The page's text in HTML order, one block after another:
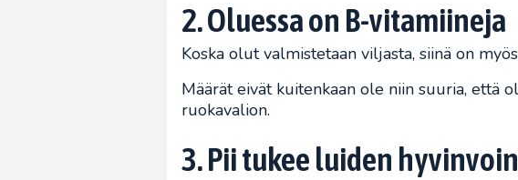
2. Oluessa on B-vitamiineja
Koska olut valmistetaan viljasta, siinä on
Määrät eivät kuitenkaan ole niin suuria, että
ruokavalion.
3. Pii tukee luiden